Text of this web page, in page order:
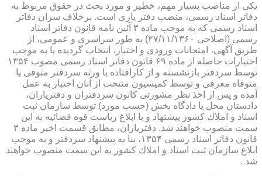
یكی از مناصب بسیار مهم، خطیر و مورد بحث در حقوق مربوط به
دفاتر اسناد رسمی، منصب دفتر یاری است. برخلاف سران دفاتر
اسناد رسمی كه به موجب ماده ۳ آئین نامه قانون دفاتر اسناد
رسمی (اصلاحی ۲۷/۱۱/۱۳۶۰) به طور سراسری و عمومی، از
طریق آگهی، امتحانات ورودی و اختبار، انتخاب گردیده یا به موجب
اختیارات حاصله از ماده ۶۹ قانون دفاتر اسناد رسمی مصوب ۱۳۵۴
توسط سردفتر بازنشسته و از كارافتاده یا ورثه سردفتر متوفی یا
متوفاه معرفی و توسط كمیسیون منتخب از آنان اختبار به عمل
آمده و پس از اخذ نظر مشورتی كانون سردفتران و دفتریاران،
دادستان محل یا دادگاه بخش (حسب مورد) توسط سازمان ثبت
اسناد و املاك كشور پیشنهاد و با ابلاغ ریاست قوه قضائیه به این
سمت منصوب خواهند شد. دفتریاران، مطابق قسمت اخیر ماده ۳
قانون دفاتر اسناد رسمی ۱۳۵۴، بنا به پیشنهاد سردفتر و به موجب
ابلاغ سازمان ثبت اسناد و املاك كشور به این سمت منصوب خواهند
شد .